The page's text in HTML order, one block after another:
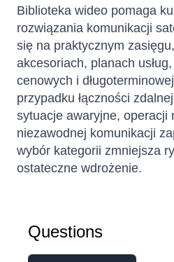
Biblioteka wideo pomaga
rozwiązania komunikacji
się na praktycznym
akcesoriach, planach
cenowych i
przypadku łączności
sytuacje awaryjne, operacji
niezawodnej komunikacji
wybór kategorii zmniejsza
ostateczne wdrożenie.
Questions